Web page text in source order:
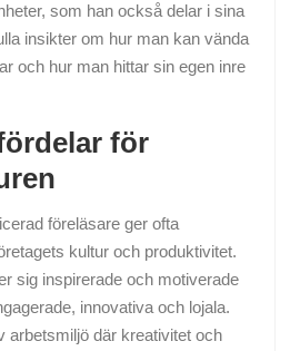
som han också delar i sina
insikter om hur man kan vända
och hur man hittar sin egen inre
för
föreläsare ger ofta
kultur och produktivitet.
sig inspirerade och motiverade
innovativa och lojala.
arbetsmiljö där kreativitet och